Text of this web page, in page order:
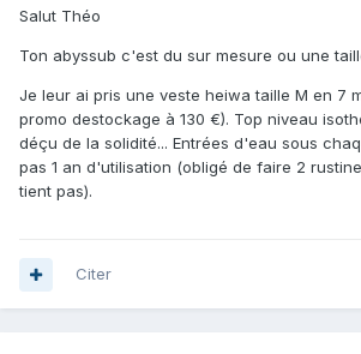
Salut Théo
Ton abyssub c'est du sur mesure ou une
Je leur ai pris une veste heiwa taille M en 7
promo destockage à 130 €). Top niveau
déçu de la solidité... Entrées d'eau sous
pas 1 an d'utilisation (obligé de faire 2
tient pas).
Citer